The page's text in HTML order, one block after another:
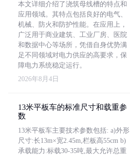
本文详细介绍了浇筑母线槽的特点和
应用领域。其特点包括良好的电气、
机械、防火和防护性能。在应用上，
广泛用于商业建筑、工业厂房、医院
和数据中心等场所，凭借自身优势满
足不同领域对电力供应的高要求，保
障电力系统稳定运行。
2026年8月4日
13米平板车的标准尺寸和载重参
数
13米平板车主要技术参数包括: a)外形
尺寸:长13m×宽2.45m,栏板高55cm b)
承载能力:标载30-35吨,最大允许总重